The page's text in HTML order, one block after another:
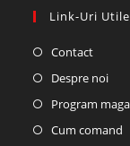
Link-Uri Utile
Contact
Despre noi
Program
Cum comand